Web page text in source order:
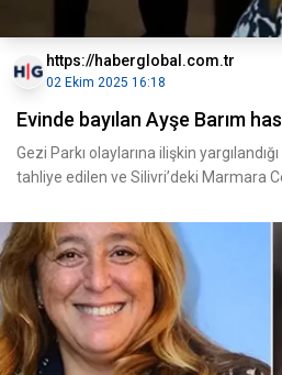
https://haberglobal.com.tr
02 Ekim 2025 16:18
Evinde bayılan Ayşe Barım
Gezi Parkı olaylarına ilişkin
tahliye edilen ve Silivri’deki Marmara